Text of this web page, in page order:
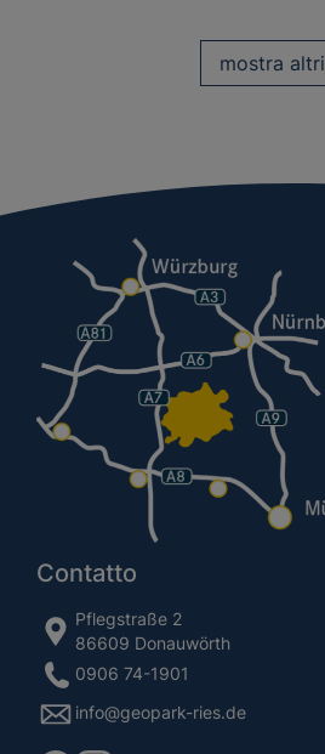
mostra altri
Contatto
Pflegstraße 2
86609 Donauwörth
0906 74-1901
info@geopark-ries.de